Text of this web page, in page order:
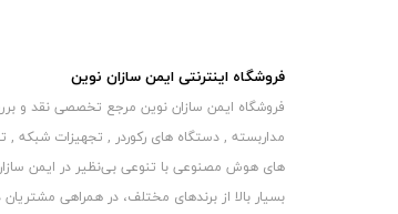
فروشگاه اینترنتی ایمن سازان نوین
فروشگاه ایمن سازان نوین مرجع تخصصی نقد و
مداربسته , دستگاه های رکوردر , تجهیزات شبکه
های هوش مصنوعی با تنوعی بی‌نظیر در ایمن سازان
بسیار بالا از برندهای مختلف، در همراهی